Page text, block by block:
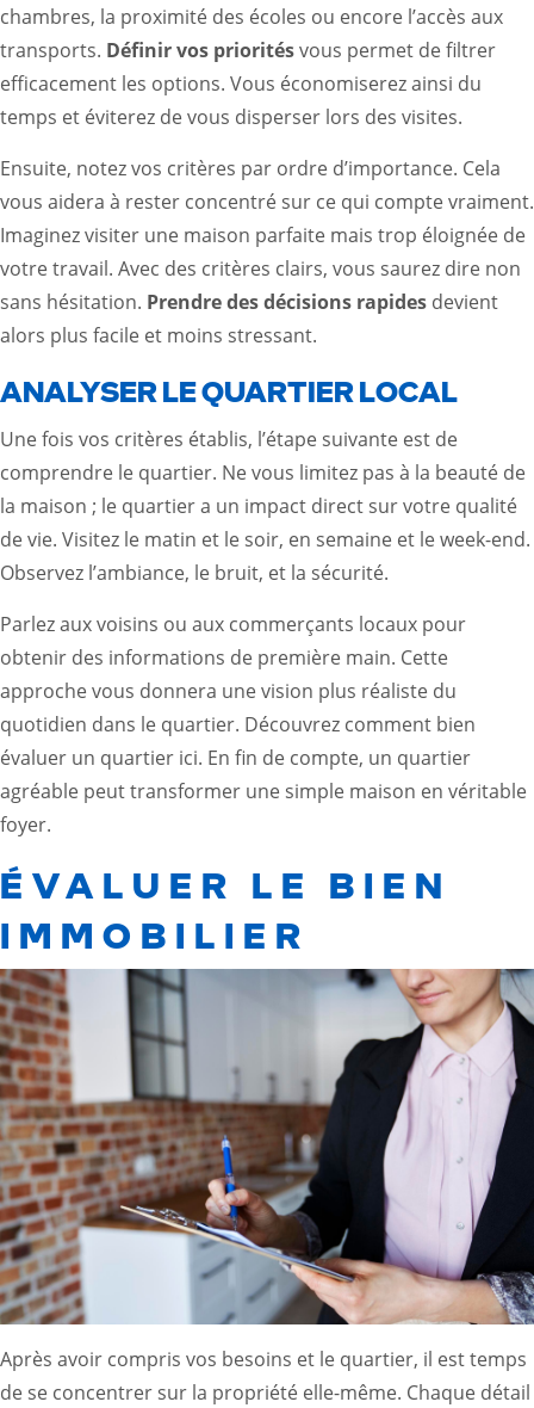
chambres, la proximité des écoles ou encore l’accès aux
transports. Définir vos prioritésvous permet de filtrer
efficacement les options. Vous économiserez ainsi du
temps et éviterez de vous disperser lors des visites.
Ensuite, notez vos critères par ordre d’importance. Cela
vous aidera à rester concentré sur ce qui compte vraiment.
Imaginez visiter une maison parfaite mais trop éloignée de
votre travail. Avec des critères clairs, vous saurez dire non
sans hésitation. Prendre des décisions rapides devient
alors plus facile et moins stressant.
ANALYSER LE QUARTIER LOCAL
Une fois vos critères établis, l’étape suivante est de
comprendre le quartier. Ne vous limitez pas à la beauté de
la maison ; le quartier a un impact direct sur votre qualité
de vie. Visitez le matin et le soir, en semaine et le week-end.
Observez l’ambiance, le bruit, et la sécurité.
Parlez aux voisins ou aux commerçants locaux pour
obtenir des informations de première main. Cette
approche vous donnera une vision plus réaliste du
quotidien dans le quartier. Découvrez comment bien
évaluer un quartier ici. En fin de compte, un quartier
agréable peut transformer une simple maison en véritable
foyer.
ÉVALUER LE BIEN
IMMOBILIER
Après avoir compris vos besoins et le quartier, il est temps
de se concentrer sur la propriété elle-même. Chaque détail